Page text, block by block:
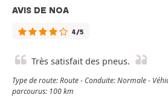
AVIS DE NOA
4/5
Très satisfait des pneus.
Type de route: Route - Conduite: Normale -
parcourus: 100 km